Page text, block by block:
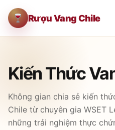
Rượu Vang Chile
Kiến Thức
Không gian chia sẻ kiến
Chile từ chuyên gia WSET
những trải nghiệm thực